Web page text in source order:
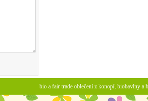
bio a fair trade oblečení z konopí, biobavlny a